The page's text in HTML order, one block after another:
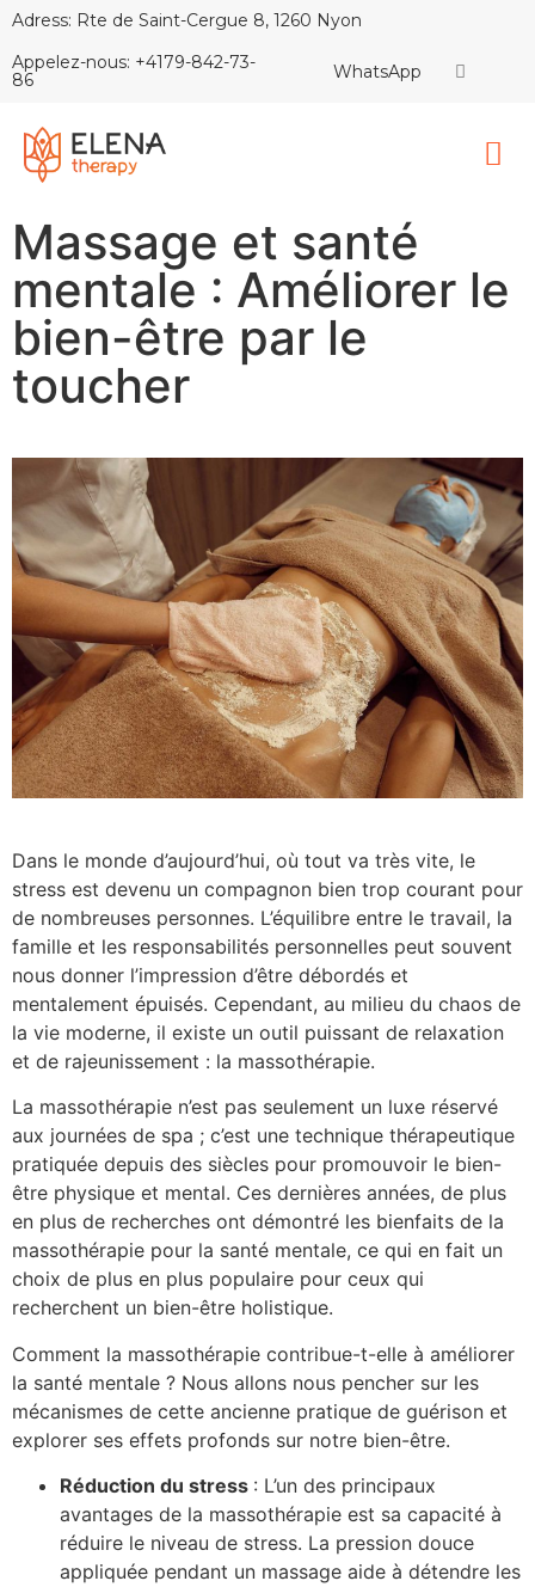
Adress: Rte de Saint-Cergue 8, 1260 Nyon
Appelez-nous: +4179-842-73-
86
WhatsApp
Massage et santé
mentale : Améliorer le
bien-être par le
toucher
Dans le monde d’aujourd’hui, où tout va très vite, le
stress est devenu un compagnon bien trop courant pour
de nombreuses personnes. L’équilibre entre le travail, la
famille et les responsabilités personnelles peut souvent
nous donner l’impression d’être débordés et
mentalement épuisés. Cependant, au milieu du chaos de
la vie moderne, il existe un outil puissant de relaxation
et de rajeunissement : la massothérapie.
La massothérapie n’est pas seulement un luxe réservé
aux journées de spa ; c’est une technique thérapeutique
pratiquée depuis des siècles pour promouvoir le bien-
être physique et mental. Ces dernières années, de plus
en plus de recherches ont démontré les bienfaits de la
massothérapie pour la santé mentale, ce qui en fait un
choix de plus en plus populaire pour ceux qui
recherchent un bien-être holistique.
Comment la massothérapie contribue-t-elle à améliorer
la santé mentale ? Nous allons nous pencher sur les
mécanismes de cette ancienne pratique de guérison et
explorer ses effets profonds sur notre bien-être.
Réduction du stress : L’un des principaux
avantages de la massothérapie est sa capacité à
réduire le niveau de stress. La pression douce
appliquée pendant un massage aide à détendre les